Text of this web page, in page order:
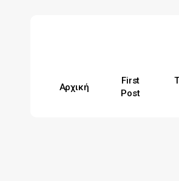
Αρχική
First
Post